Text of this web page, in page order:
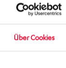
Über Cookies